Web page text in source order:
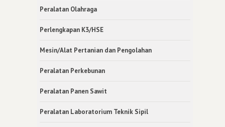
Peralatan Olahraga
Perlengkapan K3/HSE
Mesin/Alat Pertanian dan Pengolahan
Peralatan Perkebunan
Peralatan Panen Sawit
Peralatan Laboratorium Teknik Sipil